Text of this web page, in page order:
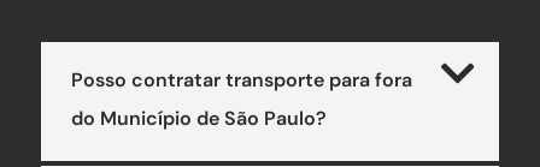
Posso contratar transporte para fora
do Município de São Paulo?